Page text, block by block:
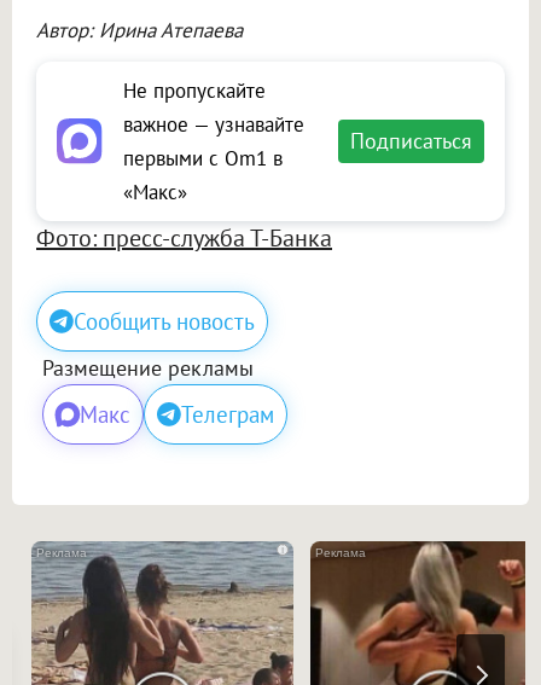
Автор: Ирина Атепаева
Не пропускайте
важное — узнавайте
первыми с Om1 в
«Макс»
Подписаться
Фото: пресс-служба Т-Банка
Сообщить новость
Размещение рекламы
Макс Телеграм
i